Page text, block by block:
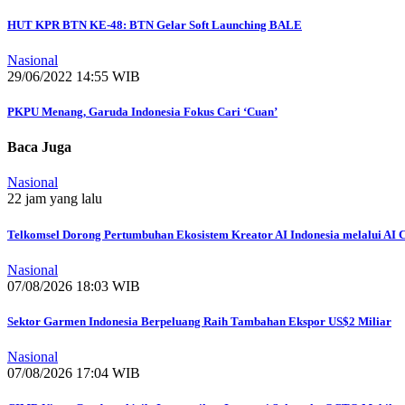
HUT KPR BTN KE-48: BTN Gelar Soft Launching BALE
Nasional
29/06/2022 14:55 WIB
PKPU Menang, Garuda Indonesia Fokus Cari ‘Cuan’
Baca Juga
Nasional
22 jam yang lalu
Telkomsel Dorong Pertumbuhan Ekosistem Kreator AI Indonesia melalui AI
Nasional
07/08/2026 18:03 WIB
Sektor Garmen Indonesia Berpeluang Raih Tambahan Ekspor US$2 Miliar
Nasional
07/08/2026 17:04 WIB